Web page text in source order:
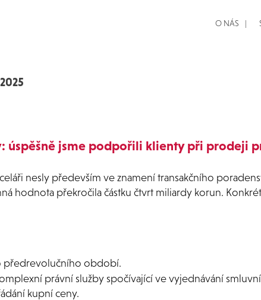
O NÁS
úspěšně jsme podpořili klienty při prodeji
nesly především ve znamení transakčního
hodnota překročila částku čtvrt miliardy korun.
předrevolučního období.
právní služby spočívající ve vyjednávání
kupní ceny.